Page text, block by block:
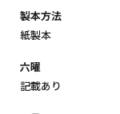
製本方法
紙製本
六曜
記載あり